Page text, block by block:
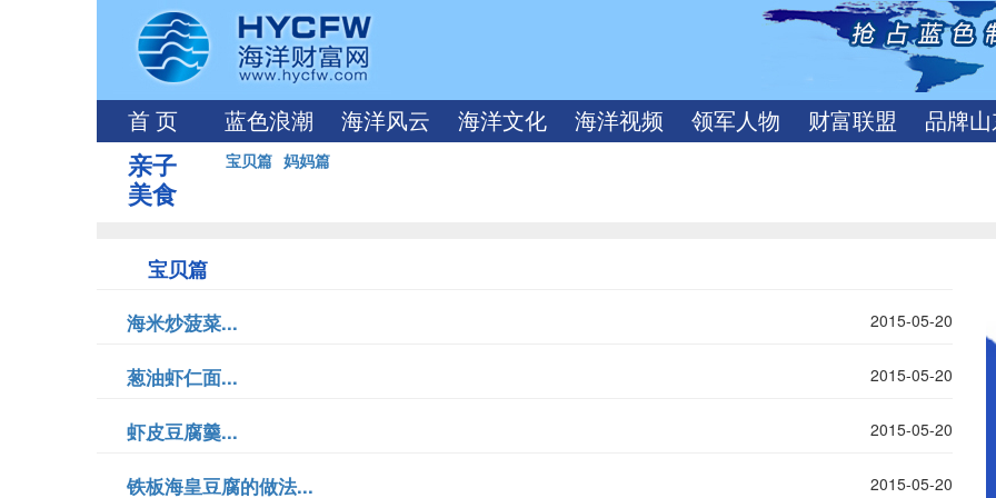
首 页 蓝色浪潮 海洋风云 海洋文化 海洋视频 领军人物 财富联盟 品牌
亲子
美食
宝贝篇 妈妈篇
宝贝篇
海米炒菠菜... 2015-05-20
葱油虾仁面... 2015-05-20
虾皮豆腐羹... 2015-05-20
铁板海皇豆腐的做法... 2015-05-20